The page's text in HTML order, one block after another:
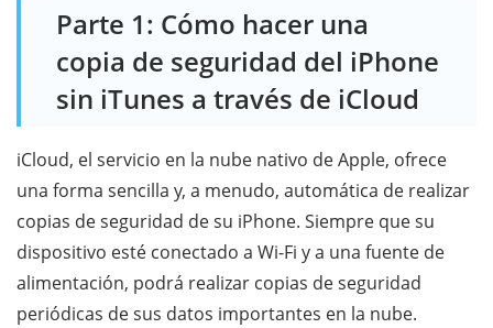
Parte 1: Cómo hacer una
copia de seguridad del iPhone
sin iTunes a través de iCloud
iCloud, el servicio en la nube nativo de Apple, ofrece
una forma sencilla y, a menudo, automática de realizar
copias de seguridad de su iPhone. Siempre que su
dispositivo esté conectado a Wi-Fi y a una fuente de
alimentación, podrá realizar copias de seguridad
periódicas de sus datos importantes en la nube.